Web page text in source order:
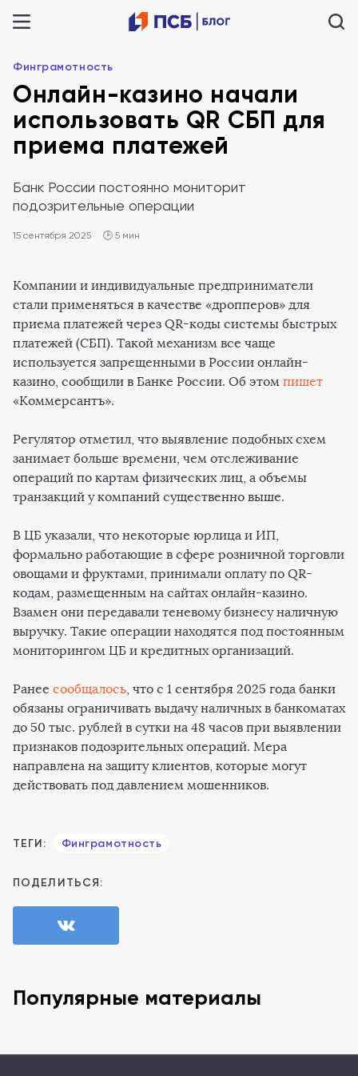
Финграмотность
Онлайн-казино начали
использовать QR СБП для
приема платежей
Банк России постоянно мониторит
подозрительные операции
15 сентября 2025 🕒 5 мин
Компании и индивидуальные предприниматели
стали применяться в качестве «дропперов» для
приема платежей через QR-коды системы быстрых
платежей (СБП). Такой механизм все чаще
используется запрещенными в России онлайн-
казино, сообщили в Банке России. Об этом пишет
«Коммерсантъ».
Регулятор отметил, что выявление подобных схем
занимает больше времени, чем отслеживание
операций по картам физических лиц, а объемы
транзакций у компаний существенно выше.
В ЦБ указали, что некоторые юрлица и ИП,
формально работающие в сфере розничной торговли
овощами и фруктами, принимали оплату по QR-
кодам, размещенным на сайтах онлайн-казино.
Взамен они передавали теневому бизнесу наличную
выручку. Такие операции находятся под постоянным
мониторингом ЦБ и кредитных организаций.
Ранее сообщалось, что с 1 сентября 2025 года банки
обязаны ограничивать выдачу наличных в банкоматах
до 50 тыс. рублей в сутки на 48 часов при выявлении
признаков подозрительных операций. Мера
направлена на защиту клиентов, которые могут
действовать под давлением мошенников.
ТЕГИ: Финграмотность
ПОДЕЛИТЬСЯ:
Популярные материалы